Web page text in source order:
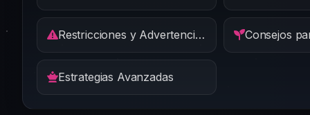
Restricciones y Advertencias
Estrategias Avanzadas